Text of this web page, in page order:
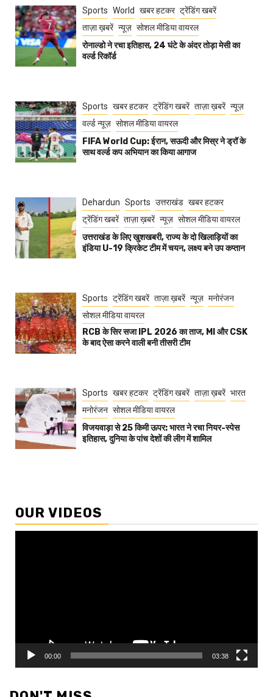
Sports World खबर हटकर ट्रेंडिंग खबरें
ताज़ा ख़बरें न्यूज़ सोशल मीडिया वायरल
रोनाल्डो ने रचा इतिहास, 24 घंटे के अंदर तोड़ा मेसी का
वर्ल्ड रिकॉर्ड
Sports खबर हटकर ट्रेंडिंग खबरें ताज़ा ख़बरें न्यूज़
वर्ल्ड न्यूज़ सोशल मीडिया वायरल
FIFA World Cup: ईरान, सऊदी और मिस्र ने ड्रॉ के
साथ वर्ल्ड कप अभियान का किया आगाज
Dehardun Sports उत्तराखंड खबर हटकर
ट्रेंडिंग खबरें ताज़ा ख़बरें न्यूज़ सोशल मीडिया वायरल
उत्तराखंड के लिए खुशखबरी, राज्य के दो खिलाड़ियों का
इंडिया U-19 क्रिकेट टीम में चयन, लक्ष्य बने उप कप्तान
Sports ट्रेंडिंग खबरें ताज़ा ख़बरें न्यूज़ मनोरंजन
सोशल मीडिया वायरल
RCB के सिर सजा IPL 2026 का ताज, MI और CSK
के बाद ऐसा करने वाली बनी तीसरी टीम
Sports खबर हटकर ट्रेंडिंग खबरें ताज़ा ख़बरें भारत
मनोरंजन सोशल मीडिया वायरल
विजयवाड़ा से 25 किमी ऊपर: भारत ने रचा नियर-स्पेस
इतिहास, दुनिया के पांच देशों की लीग में शामिल
OUR VIDEOS
00:00 03:38